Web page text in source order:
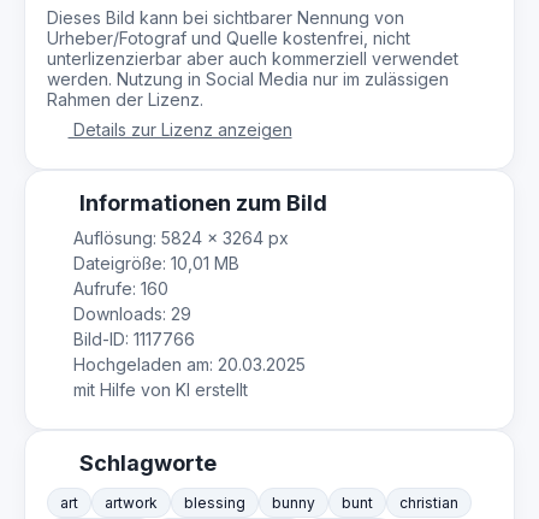
Dieses Bild kann bei sichtbarer Nennung von
Urheber/Fotograf und Quelle kostenfrei, nicht
unterlizenzierbar aber auch kommerziell verwendet
werden. Nutzung in Social Media nur im zulässigen
Rahmen der Lizenz.
Details zur Lizenz anzeigen
Informationen zum Bild
Auflösung: 5824 × 3264 px
Dateigröße: 10,01 MB
Aufrufe: 160
Downloads: 29
Bild-ID: 1117766
Hochgeladen am: 20.03.2025
mit Hilfe von KI erstellt
Schlagworte
art artwork blessing bunny bunt
christian